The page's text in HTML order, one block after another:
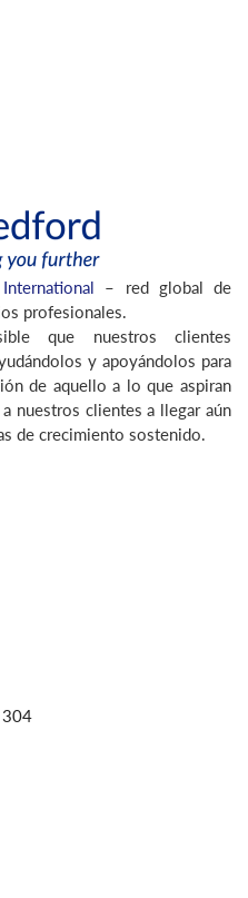
– red global de
profesionales.
que nuestros clientes
y apoyándolos para
de aquello a lo que aspiran
nuestros clientes a llegar aún
de crecimiento sostenido.